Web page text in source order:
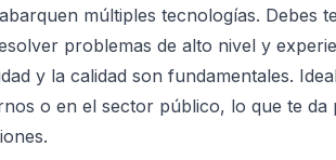
múltiples tecnologías. Debes
problemas de alto nivel y
y la calidad son fundamentales.
o en el sector público, lo que te da